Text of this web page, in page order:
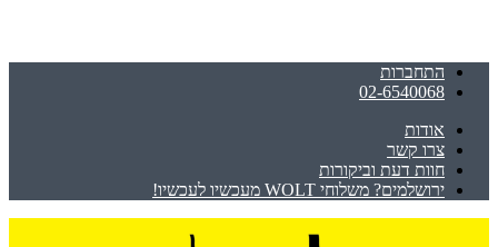
התחברות
02-6540068
אודות
צרו קשר
חוות דעת וביקורות
ירושלמים? משלוחי WOLT מעכשיו לעכשיו!